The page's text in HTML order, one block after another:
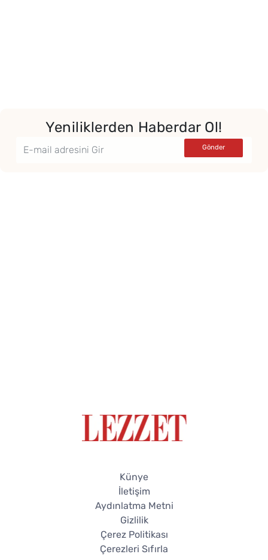
Yeniliklerden Haberdar Ol!
Künye
İletişim
Aydınlatma Metni
Gizlilik
Çerez Politikası
Çerezleri Sıfırla